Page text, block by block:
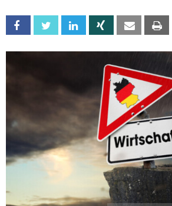
Facebook Twitter Linkedin Xing Email